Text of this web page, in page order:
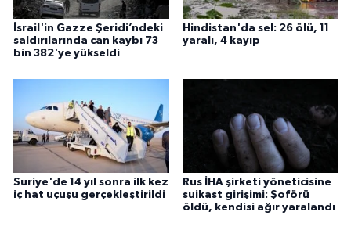
İsrail'in Gazze Şeridi’ndeki
saldırılarında can kaybı 73
bin 382'ye yükseldi
Hindistan'da sel: 26 ölü, 11
yaralı, 4 kayıp
Suriye'de 14 yıl sonra ilk kez
iç hat uçuşu gerçekleştirildi
Rus İHA şirketi yöneticisine
suikast girişimi: Şoförü
öldü, kendisi ağır yaralandı